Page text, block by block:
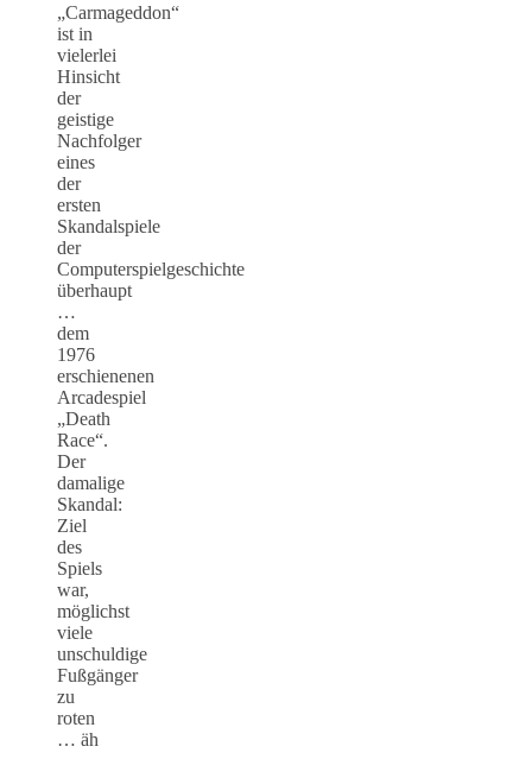
„Carmageddon“
ist in
vielerlei
Hinsicht
der
geistige
Nachfolger
eines
der
ersten
Skandalspiele
der
Computerspielgeschichte
überhaupt
…
dem
1976
erschienenen
Arcadespiel
„Death
Race“.
Der
damalige
Skandal:
Ziel
des
Spiels
war,
möglichst
viele
unschuldige
Fußgänger
zu
roten
… äh